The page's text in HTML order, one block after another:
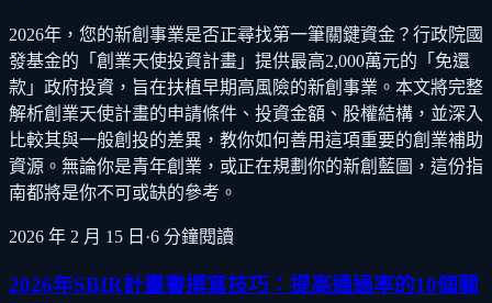
2026年，您的新創事業是否正尋找第一筆關鍵資金？行政院國
發基金的「創業天使投資計畫」提供最高2,000萬元的「免還
款」政府投資，旨在扶植早期高風險的新創事業。本文將完整
解析創業天使計畫的申請條件、投資金額、股權結構，並深入
比較其與一般創投的差異，教你如何善用這項重要的創業補助
資源。無論你是青年創業，或正在規劃你的新創藍圖，這份指
南都將是你不可或缺的參考。
2026 年 2 月 15 日 ·6 分鐘閱讀
2026年SBIR計畫書撰寫技巧：提高通過率的10個關